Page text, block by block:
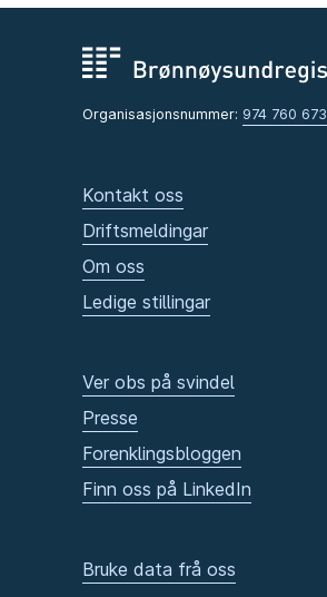
Organisasjonsnummer: 974 760 673
Kontakt oss
Driftsmeldingar
Om oss
Ledige stillingar
Ver obs på svindel
Presse
Forenklingsbloggen
Finn oss på LinkedIn
Bruke data frå oss